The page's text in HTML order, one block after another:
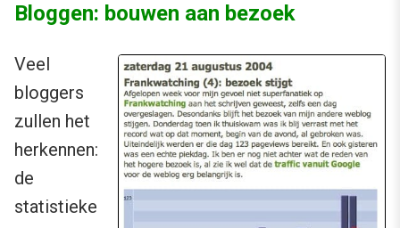
Bloggen: bouwen aan bezoek
Veel
bloggers
zullen het
herkennen:
de
statistieke